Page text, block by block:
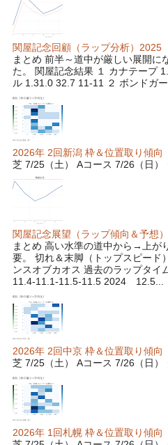
関屋記念回顧（ラップ分析）2025
まとめ 前半～道中が厳しい展開
た。 関屋記念結果 １ カナテープ
ル 1.31.0 32.7 11-11 ２ ボンドガ
2026年 2回新潟 枠＆位置取り傾向
芝 7/25（土） Aコース 7/26（日）
関屋記念展望（ラップ傾向＆予想
まとめ 高い水準の道中から→上が
要。 切れ＆末脚（トップスピー
ンスオブカオス 過去のラップタ
11.4-11.1-11.5-11.5 2024 12.5...
2026年 2回中京 枠＆位置取り傾向
芝 7/25（土） Aコース 7/26（日）
2026年 1回札幌 枠＆位置取り傾向